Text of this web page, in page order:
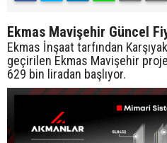
Ekmas Mavişehir Güncel
Ekmas İnşaat tarfından
geçirilen Ekmas Mavişehir
629 bin liradan başlıyor.